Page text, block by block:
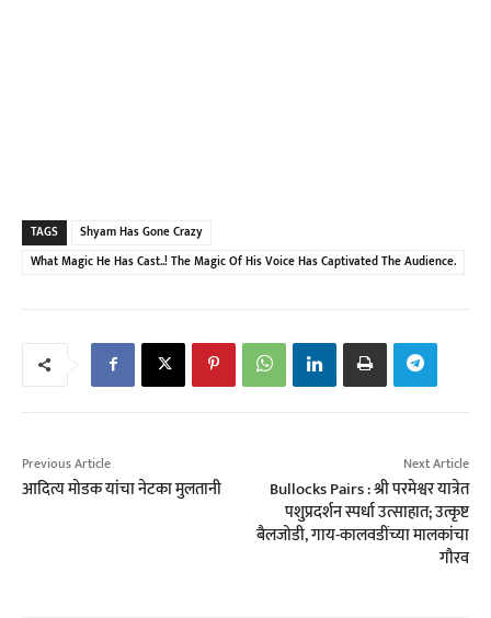
TAGS
Shyam Has Gone Crazy
What Magic He Has Cast..! The Magic Of His Voice Has Captivated The Audience.
Previous Article
आदित्य मोडक यांचा नेटका मुलतानी
Next Article
Bullocks Pairs : श्री परमेश्वर यात्रेत
पशुप्रदर्शन स्पर्धा उत्साहात; उत्कृष्ट
बैलजोडी, गाय-कालवडींच्या मालकांचा
गौरव